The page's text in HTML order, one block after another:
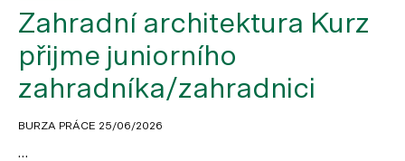
Zahradní architektura Kurz
přijme juniorního
zahradníka/zahradnici
BURZA PRÁCE 25/06/2026
…